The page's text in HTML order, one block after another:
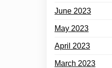
June 2023
May 2023
April 2023
March 2023